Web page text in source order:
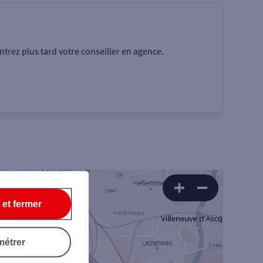
Rechercher
plus tard votre conseiller en agence.
fermer